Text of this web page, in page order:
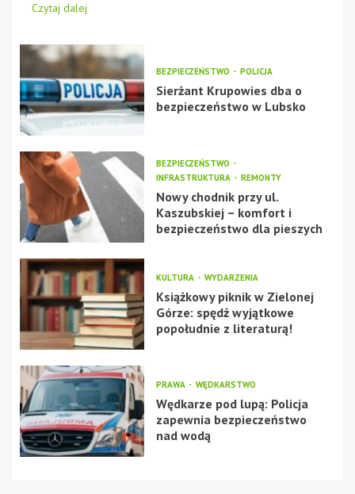
Czytaj dalej
BEZPIECZEŃSTWO POLICJA
Sierżant Krupowies dba o
bezpieczeństwo w Lubsko
BEZPIECZEŃSTWO
INFRASTRUKTURA
REMONTY
Nowy chodnik przy ul.
Kaszubskiej – komfort i
bezpieczeństwo dla pieszych
KULTURA WYDARZENIA
Książkowy piknik w Zielonej
Górze: spędź wyjątkowe
popołudnie z literaturą!
PRAWA WĘDKARSTWO
Wędkarze pod lupą: Policja
zapewnia bezpieczeństwo
nad wodą